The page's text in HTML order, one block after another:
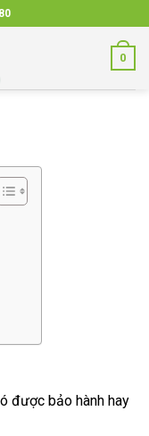
0
được bảo hành hay